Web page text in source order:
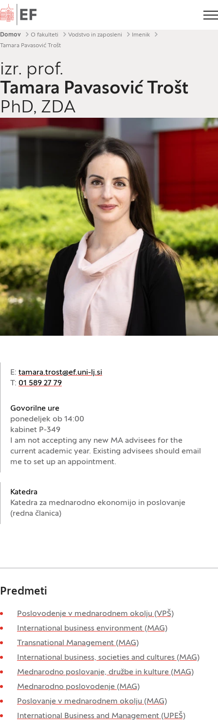
Domov
Drobtinice
Domov O fakulteti Vodstvo in zaposleni
Imenik
Tamara Pavasović Trošt
izr. prof.
Tamara Pavasović Trošt
PhD, ZDA
E: tamara.trost@ef.uni-lj.si
T: 01 589 27 79
Govorilne ure
ponedeljek ob 14:00
kabinet P-349
I am not accepting any new MA advisees for the
current academic year. Existing advisees should email
me to set up an appointment.
Katedra
Katedra za mednarodno ekonomijo in poslovanje
(redna članica)
Predmeti
Poslovodenje v mednarodnem okolju (VPŠ)
International business environment (MAG)
Transnational Management (MAG)
International business, societies and cultures (MAG)
Mednarodno poslovanje, družbe in kulture (MAG)
Mednarodno poslovodenje (MAG)
Poslovanje v mednarodnem okolju (MAG)
International Business and Management (UPEŠ)